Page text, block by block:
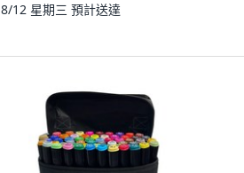
8/12 星期三 預計送達